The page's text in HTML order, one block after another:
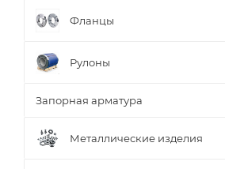
Фланцы
Рулоны
Запорная арматура
Металлические изделия